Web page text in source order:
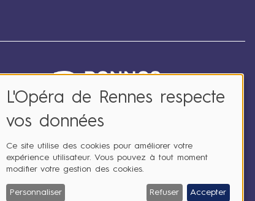
:
L'Opéra de Rennes respecte
vos données
Ce site utilise des cookies pour améliorer votre
expérience utilisateur. Vous pouvez à tout moment
modifier votre gestion des cookies.
Personnaliser Refuser Accepter